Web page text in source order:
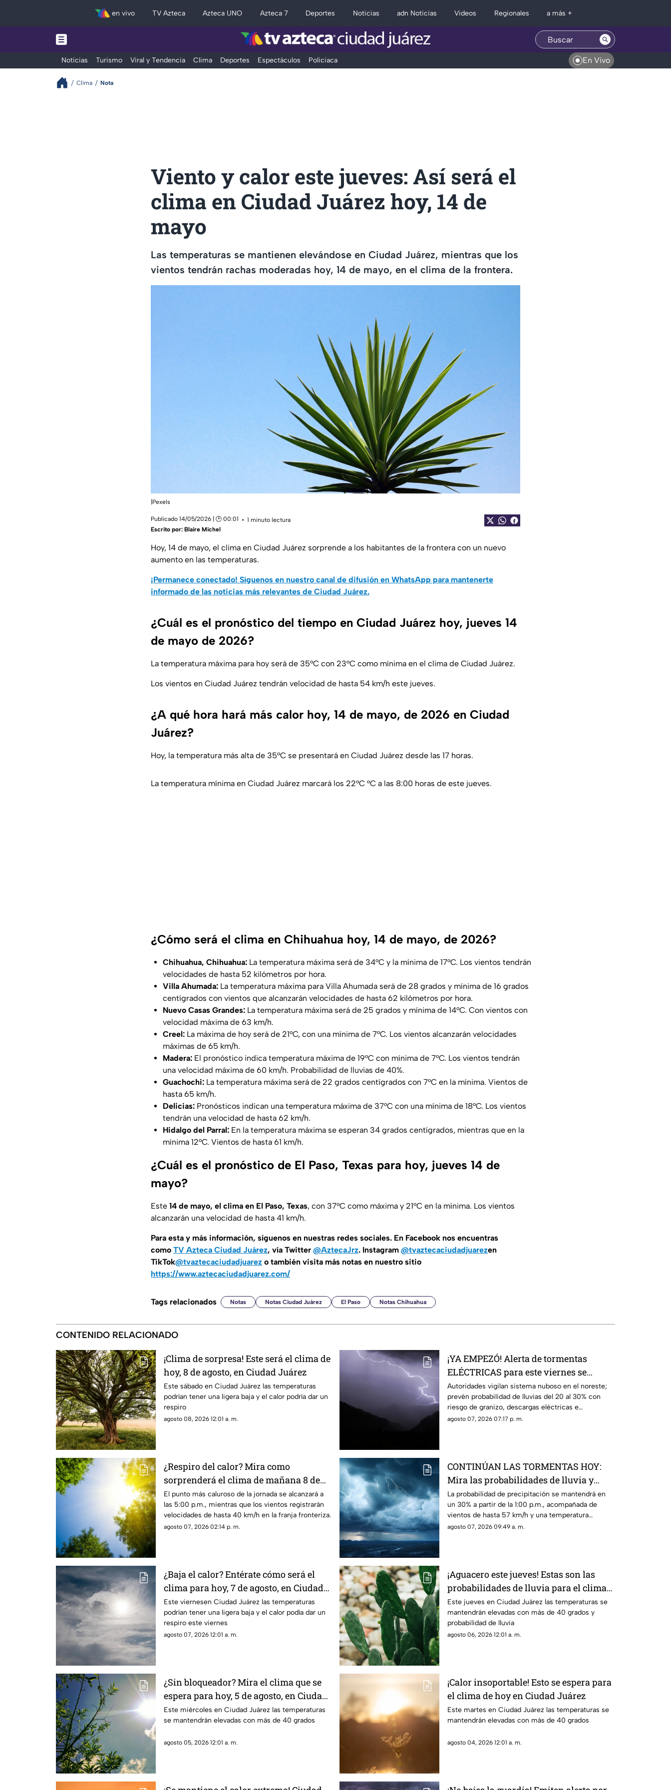
en vivo TV Azteca Azteca UNO Azteca 7 Deportes Noticias adn Noticias Videos Regionales a más +
Noticias Turismo Viral y Tendencia Clima Deportes Espectáculos Policiaca En Vivo
Clima Nota
Viento y calor este jueves: Así será el
clima en Ciudad Juárez hoy, 14 de
mayo
Las temperaturas se mantienen elevándose en Ciudad Juárez, mientras que los
vientos tendrán rachas moderadas hoy, 14 de mayo, en el clima de la frontera.
|Pexels
Publicado 14/05/2026 | 🕑 00:01
1 minuto lectura
Escrito por: Blaire Michel
Hoy, 14 de mayo, el clima en Ciudad Juárez sorprende a los habitantes de la frontera con un nuevo
aumento en las temperaturas.
¡Permanece conectado! Síguenos en nuestro canal de difusión en WhatsApp para mantenerte
informado de las noticias más relevantes de Ciudad Juárez.
¿Cuál es el pronóstico del tiempo en Ciudad Juárez hoy, jueves 14
de mayo de 2026?
La temperatura máxima para hoy será de 35°C con 23°C como mínima en el clima de Ciudad Juárez.
Los vientos en Ciudad Juárez tendrán velocidad de hasta 54 km/h este jueves.
¿A qué hora hará más calor hoy, 14 de mayo, de 2026 en Ciudad
Juárez?
Hoy, la temperatura más alta de 35°C se presentará en Ciudad Juárez desde las 17 horas.
La temperatura mínima en Ciudad Juárez marcará los 22°C °C a las 8:00 horas de este jueves.
¿Cómo será el clima en Chihuahua hoy, 14 de mayo, de 2026?
Chihuahua, Chihuahua: La temperatura máxima será de 34°C y la mínima de 17°C. Los vientos tendrán
velocidades de hasta 52 kilómetros por hora.
Villa Ahumada: La temperatura máxima para Villa Ahumada será de 28 grados y mínima de 16 grados
centígrados con vientos que alcanzarán velocidades de hasta 62 kilómetros por hora.
Nuevo Casas Grandes: La temperatura máxima será de 25 grados y mínima de 14°C. Con vientos con
velocidad máxima de 63 km/h.
Creel: La máxima de hoy será de 21°C, con una mínima de 7°C. Los vientos alcanzarán velocidades
máximas de 65 km/h.
Madera: El pronóstico indica temperatura máxima de 19°C con mínima de 7°C. Los vientos tendrán
una velocidad máxima de 60 km/h. Probabilidad de lluvias de 40%.
Guachochi: La temperatura máxima será de 22 grados centígrados con 7°C en la mínima. Vientos de
hasta 65 km/h.
Delicias: Pronósticos indican una temperatura máxima de 37°C con una mínima de 18°C. Los vientos
tendrán una velocidad de hasta 62 km/h.
Hidalgo del Parral: En la temperatura máxima se esperan 34 grados centígrados, mientras que en la
mínima 12°C. Vientos de hasta 61 km/h.
¿Cuál es el pronóstico de El Paso, Texas para hoy, jueves 14 de
mayo?
Este 14 de mayo, el clima en El Paso, Texas, con 37°C como máxima y 21°C en la mínima. Los vientos
alcanzarán una velocidad de hasta 41 km/h.
Para esta y más información, síguenos en nuestras redes sociales. En Facebook nos encuentras
como TV Azteca Ciudad Juárez, vía Twitter @AztecaJrz. Instagram @tvaztecaciudadjuarezen
TikTok@tvaztecaciudadjuarez o también visita más notas en nuestro sitio
https://www.aztecaciudadjuarez.com/
Tags relacionados Notas Notas Ciudad Juárez El Paso Notas Chihuahua
CONTENIDO RELACIONADO
¡Clima de sorpresa! Este será el clima de
hoy, 8 de agosto, en Ciudad Juárez
Este sábado en Ciudad Juárez las temperaturas
podrían tener una ligera baja y el calor podría dar un
respiro
agosto 08, 2026 12:01 a. m.
¡YA EMPEZÓ! Alerta de tormentas
ELÉCTRICAS para este viernes se
mantiene vigente: Protección civil
Autoridades vigilan sistema nuboso en el noreste;
prevén probabilidad de lluvias del 20 al 30% con
riesgo de granizo, descargas eléctricas e
inundaciones.
agosto 07, 2026 07:17 p. m.
¿Respiro del calor? Mira como
sorprenderá el clima de mañana 8 de
agosto, en Ciudad Juárez
El punto más caluroso de la jornada se alcanzará a
las 5:00 p.m., mientras que los vientos registrarán
velocidades de hasta 40 km/h en la franja fronteriza.
agosto 07, 2026 02:14 p. m.
CONTINÚAN LAS TORMENTAS HOY:
Mira las probabilidades de lluvia y
VIENTOS para este viernes en Ciudad
Juárez
La probabilidad de precipitación se mantendrá en
un 30% a partir de la 1:00 p.m., acompañada de
vientos de hasta 57 km/h y una temperatura
máxima de 38°C.
agosto 07, 2026 09:49 a. m.
¿Baja el calor? Entérate cómo será el
clima para hoy, 7 de agosto, en Ciudad
Juárez
Este viernesen Ciudad Juárez las temperaturas
podrían tener una ligera baja y el calor podía dar un
respiro este viernes
agosto 07, 2026 12:01 a. m.
¡Aguacero este jueves! Estas son las
probabilidades de lluvia para el clima
de hoy en Ciudad Juárez
Este jueves en Ciudad Juárez las temperaturas se
mantendrán elevadas con más de 40 grados y
probabilidad de lluvia
agosto 06, 2026 12:01 a. m.
¿Sin bloqueador? Mira el clima que se
espera para hoy, 5 de agosto, en Ciudad
Juárez
Este miércoles en Ciudad Juárez las temperaturas
se mantendrán elevadas con más de 40 grados
agosto 05, 2026 12:01 a. m.
¡Calor insoportable! Esto se espera para
el clima de hoy en Ciudad Juárez
Este martes en Ciudad Juárez las temperaturas se
mantendrán elevadas con más de 40 grados
agosto 04, 2026 12:01 a. m.